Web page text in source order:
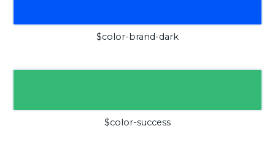
$color-brand-dark
$color-success